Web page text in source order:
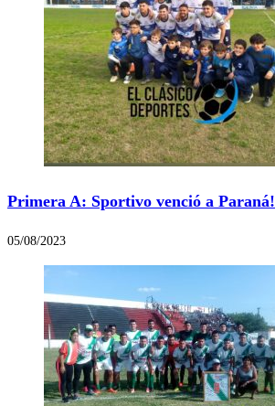
Primera A: Sportivo venció a Paraná!
05/08/2023